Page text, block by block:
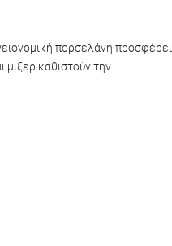
πορσελάνη προσφέρει
καθιστούν την